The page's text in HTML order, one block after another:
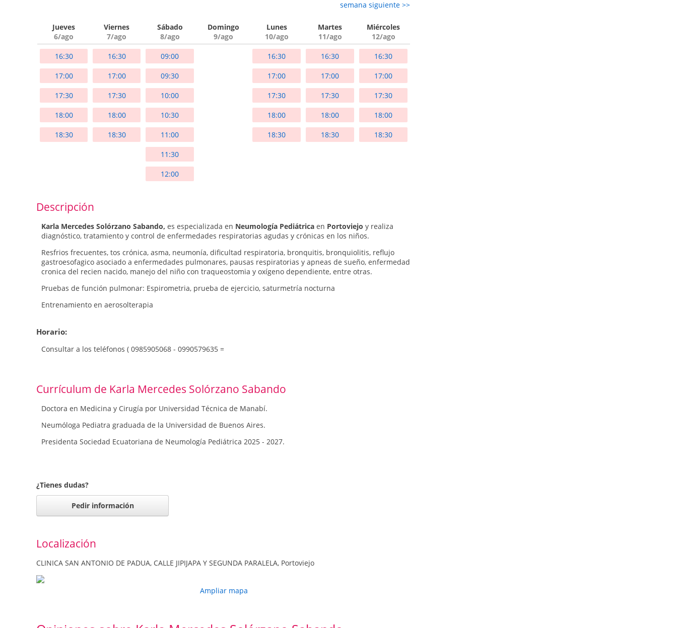
semana siguiente >>
Jueves
6/ago
Viernes
7/ago
Sábado
8/ago
Domingo
9/ago
Lunes
10/ago
Martes
11/ago
Miércoles
12/ago
16:30
17:00
17:30
18:00
18:30
16:30
17:00
17:30
18:00
18:30
09:00
09:30
10:00
10:30
11:00
11:30
12:00
16:30
17:00
17:30
18:00
18:30
16:30
17:00
17:30
18:00
18:30
16:30
17:00
17:30
18:00
18:30
Descripción
Karla Mercedes Solórzano Sabando, es especializada en Neumología Pediátrica en Portoviejo y realiza
diagnóstico, tratamiento y control de enfermedades respiratorias agudas y crónicas en los niños.
Resfrios frecuentes, tos crónica, asma, neumonía, dificultad respiratoria, bronquitis, bronquiolitis, reflujo
gastroesofagico asociado a enfermedades pulmonares, pausas respiratorias y apneas de sueño, enfermedad
cronica del recien nacido, manejo del niño con traqueostomia y oxígeno dependiente, entre otras.
Pruebas de función pulmonar: Espirometria, prueba de ejercicio, saturmetría nocturna
Entrenamiento en aerosolterapia
Horario:
Consultar a los teléfonos ( 0985905068 - 0990579635 =
Currículum de Karla Mercedes Solórzano Sabando
Doctora en Medicina y Cirugía por Universidad Técnica de Manabí.
Neumóloga Pediatra graduada de la Universidad de Buenos Aires.
Presidenta Sociedad Ecuatoriana de Neumología Pediátrica 2025 - 2027.
¿Tienes dudas?
Pedir información
Localización
CLINICA SAN ANTONIO DE PADUA, CALLE JIPIJAPA Y SEGUNDA PARALELA, Portoviejo
Ampliar mapa